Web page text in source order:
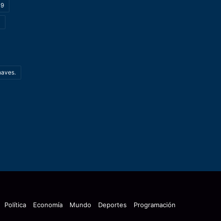
Política Economía Mundo Deportes Programación